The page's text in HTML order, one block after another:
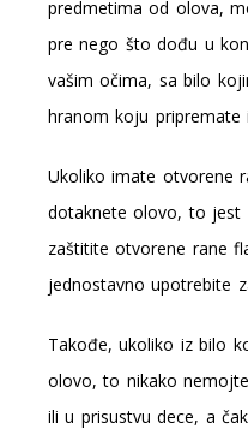
predmetima od olova,
pre nego što dođu u
vašim očima, sa bilo
hranom koju pripremate
Ukoliko imate otvorene
dotaknete olovo, to jest
zaštitite otvorene rane
jednostavno upotrebite
Takođe, ukoliko iz bilo
olovo, to nikako
ili u prisustvu dece, a